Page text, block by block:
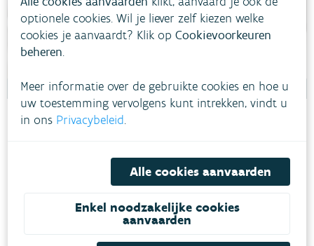
Opwaardering vrije tijdscentrum
De stad Gistel wenst een voorbeeldfunctie op te nemen n.a.v.
de watertoets en opteert voor de plaatsing van 10
regenwaterputten van elk 20 m³, samen goed voor een
regenwateropvang van 200.000 liter.
optionele cookies. Wil je liever zelf kiezen welke
cookies je aanvaardt? Klik opCookievoorkeuren
beheren.
Meer informatie over de gebruikte cookies en hoe u
uw toestemming vervolgens kunt intrekken, vindt u
in ons Privacybeleid.
Alle cookies aanvaarden
Enkel noodzakelijke cookies
aanvaarden